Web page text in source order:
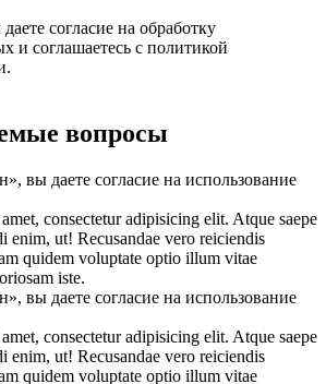
согласие на обработку
и соглашаетесь с политикой
вопросы
вы даете согласие на использование
consectetur adipisicing elit. Atque saepe
enim, ut! Recusandae vero reiciendis
quidem voluptate optio illum vitae
iste.
вы даете согласие на использование
consectetur adipisicing elit. Atque saepe
enim, ut! Recusandae vero reiciendis
quidem voluptate optio illum vitae